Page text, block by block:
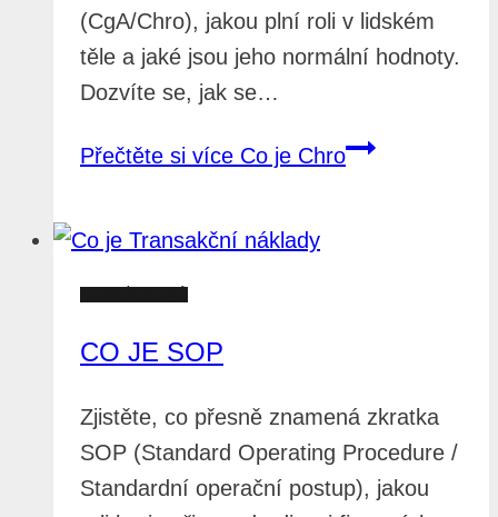
(CgA/Chro), jakou plní roli v lidském
těle a jaké jsou jeho normální hodnoty.
Dozvíte se, jak se…
Přečtěte si více Co je Chro
CO JE SOP
Zjistěte, co přesně znamená zkratka
SOP (Standard Operating Procedure /
Standardní operační postup), jakou